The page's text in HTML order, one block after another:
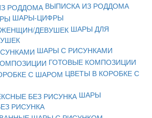
ВЫПИСКА ИЗ РОДДОМА
ШАРЫ-ЦИФРЫ
ШАРЫ ДЛЯ
ШАРЫ С РИСУНКАМИ
ГОТОВЫЕ КОМПОЗИЦИИ
ЦВЕТЫ В КОРОБКЕ С
ШАРЫ
РИСУНКА